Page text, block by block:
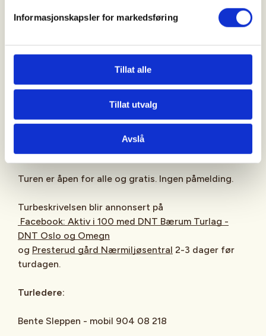
Informasjonskapsler for markedsføring
Tillat alle
Tillat utvalg
Avslå
Fottøy og klær tilpasset vær og føre er viktig. Ta
Ta gjerne med deg en venn - det er alltid plass til en
vi 1 – 2 turledere.
Oppmøte:Presterud gård Nærmiljøsentral, Gamle
Ringeriksvei 49, 1357 Bekkestua, 10 min før avgang,
Turen er åpen for alle og gratis. Ingen påmelding.
Turbeskrivelsen blir annonsert på
Facebook: Aktiv i 100 med DNT Bærum Turlag -
DNT Oslo og Omegn
og Presterud gård Nærmiljøsentral 2-3 dager før
turdagen.
Turledere:
Bente Sleppen - mobil 904 08 218